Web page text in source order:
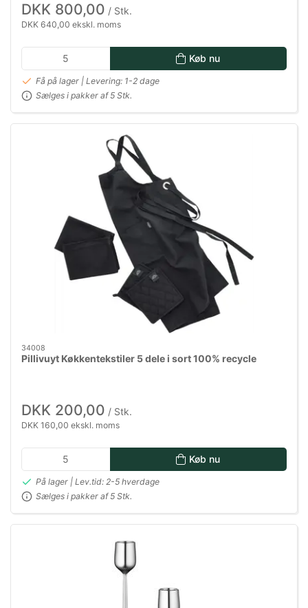
DKK 800,00 / Stk.
DKK 640,00 ekskl. moms
Køb nu
Få på lager | Levering: 1-2 dage
Sælges i pakker af 5 Stk.
34008
Pillivuyt Køkkentekstiler 5 dele i sort 100% recycle
DKK 200,00 / Stk.
DKK 160,00 ekskl. moms
Køb nu
På lager | Lev.tid: 2-5 hverdage
Sælges i pakker af 5 Stk.